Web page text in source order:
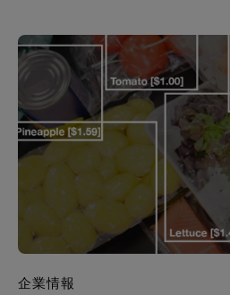
企業情報